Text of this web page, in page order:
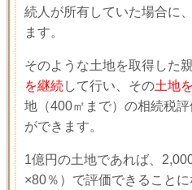
続人が所有していた場合に
ます。
そのような土地を取得した
を継続して行い、その土地
地（400㎡まで）の相続税評
ができます。
1億円の土地であれば、
×80％）で評価できること